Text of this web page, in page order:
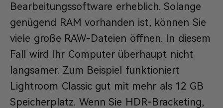
Bearbeitungssoftware erheblich. Solange
genügend RAM vorhanden ist, können Sie
viele große RAW-Dateien öffnen. In diesem
Fall wird Ihr Computer überhaupt nicht
langsamer. Zum Beispiel funktioniert
Lightroom Classic gut mit mehr als 12 GB
Speicherplatz. Wenn Sie HDR-Bracketing,